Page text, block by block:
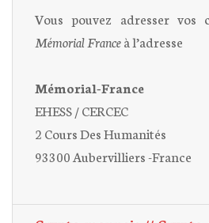
Vous pouvez adresser vos
Mémorial Franceà l’adresse
Mémorial-France
EHESS / CERCEC
2 Cours Des Humanités
93300 Aubervilliers -France